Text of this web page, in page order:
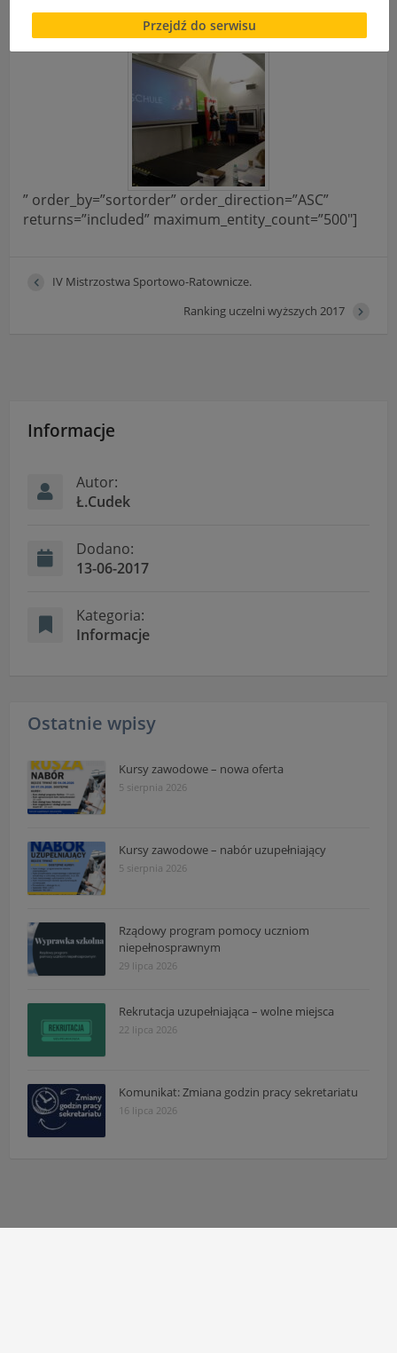
” order_by=”sortorder” order_direction=”ASC”
returns=”included” maximum_entity_count=”500″]
IV Mistrzostwa Sportowo-Ratownicze.
Ranking uczelni wyższych 2017
Informacje
Autor:
Ł.Cudek
Dodano:
13-06-2017
Kategoria:
Informacje
Ostatnie wpisy
Kursy zawodowe – nowa oferta
5 sierpnia 2026
Kursy zawodowe – nabór uzupełniający
5 sierpnia 2026
Rządowy program pomocy uczniom
niepełnosprawnym
29 lipca 2026
Rekrutacja uzupełniająca – wolne miejsca
22 lipca 2026
Komunikat: Zmiana godzin pracy sekretariatu
16 lipca 2026
Brak zgody bądź ograniczenie funkcjonalności plików
cookies lub local storage, może utrudnić lub
uniemożliwić korzystanie z Serwisu.
Informacje dotyczące polityki prywatności oraz
przetwarzania danych osobowych dostępne są cały
"Nasza szkoła" > "Bezpieczeństwo"
Przejdź do serwisu